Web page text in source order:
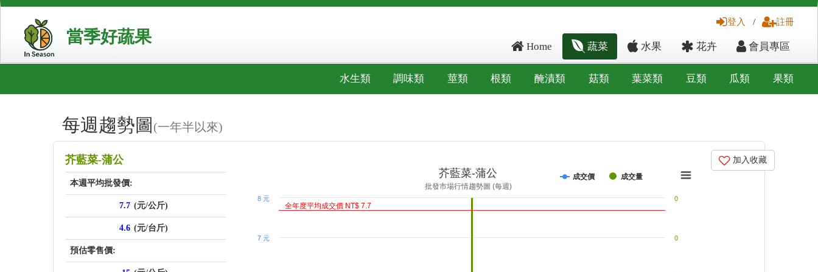
當季好蔬果
登入 / 註冊
Home 蔬菜 水果 花卉 會員專區
水生類 調味類 莖類 根類 醃漬類 菇類 葉菜類 豆類 瓜類 果類
每週趨勢圖 (一年半以來)
芥藍菜-蒲公
本週平均批發價:
7.7 (元/公斤)
4.6 (元/台斤)
預估零售價:
加入收藏
芥藍菜-蒲公
批發市場行情趨勢圖 (每週)
成交價 成交量
7 元
8 元
0
0
全年度平均成交價 NT$ 7.7